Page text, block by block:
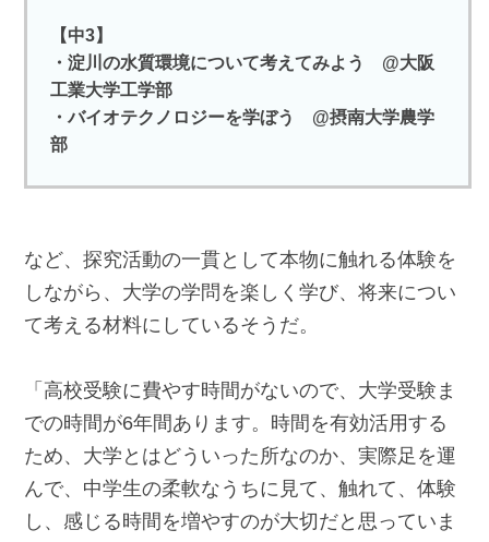
【中3】
・淀川の水質環境について考えてみよう @大阪
工業大学工学部
・バイオテクノロジーを学ぼう @摂南大学農学
部
など、探究活動の一貫として本物に触れる体験を
しながら、大学の学問を楽しく学び、将来につい
て考える材料にしているそうだ。
「高校受験に費やす時間がないので、大学受験ま
での時間が6年間あります。時間を有効活用する
ため、大学とはどういった所なのか、実際足を運
んで、中学生の柔軟なうちに見て、触れて、体験
し、感じる時間を増やすのが大切だと思っていま